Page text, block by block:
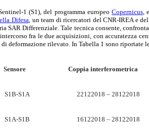
1 (S1), del programma europeo Copernicus,
Difesa , un team di ricercatori del CNR-IREA e
SAR Differenziale. Tale tecnica consente,
fra le due acquisizioni, con accuratezza
deformazione rilevato. In Tabella 1 sono
Coppia interferometrica
S1A 22122018 – 28122018
S1B 16122018 – 28122018